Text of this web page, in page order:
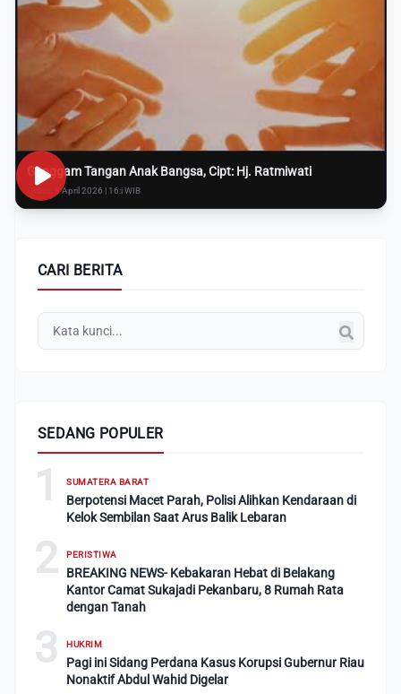
Genggam Tangan Anak Bangsa, Cipt: Hj. Ratmiwati
Rabu, 8 April 2026 | 16:i WIB
CARI BERITA
SEDANG POPULER
1 SUMATERA BARAT
Berpotensi Macet Parah, Polisi Alihkan Kendaraan di
Kelok Sembilan Saat Arus Balik Lebaran
2 PERISTIWA
BREAKING NEWS- Kebakaran Hebat di Belakang
Kantor Camat Sukajadi Pekanbaru, 8 Rumah Rata
dengan Tanah
3 HUKRIM
Pagi ini Sidang Perdana Kasus Korupsi Gubernur Riau
Nonaktif Abdul Wahid Digelar